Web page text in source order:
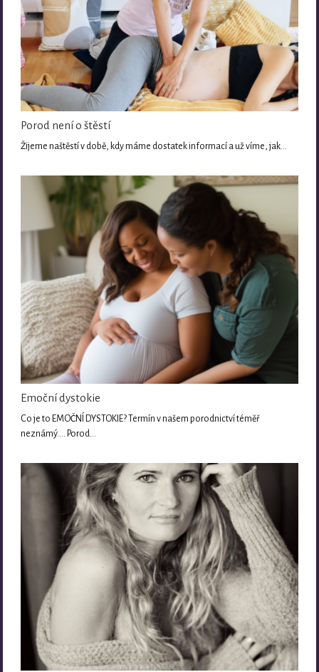
Porod není o štěstí
Žijeme naštěstí v době, kdy máme dostatek informací a už víme, jak…
Emoční dystokie
Co je to EMOČNÍ DYSTOKIE? Termín v našem porodnictví téměř
neznámý.... Porod…